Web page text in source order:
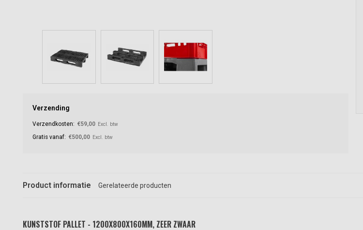
Verzending
Verzendkosten: €59,00 Excl. btw
Gratis vanaf: €500,00 Excl. btw
Product informatie Gerelateerde producten
KUNSTSTOF PALLET - 1200X800X160MM, ZEER ZWAAR